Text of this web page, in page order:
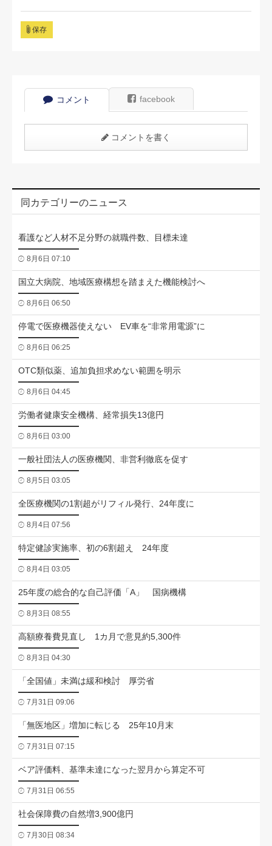
保存
コメント facebook
コメントを書く
同カテゴリーのニュース
看護など人材不足分野の就職件数、目標未達
8月6日 07:10
国立大病院、地域医療構想を踏まえた機能検討へ
8月6日 06:50
停電で医療機器使えない EV車を“非常用電源”に
8月6日 06:25
OTC類似薬、追加負担求めない範囲を明示
8月6日 04:45
労働者健康安全機構、経常損失13億円
8月6日 03:00
一般社団法人の医療機関、非営利徹底を促す
8月5日 03:05
全医療機関の1割超がリフィル発行、24年度に
8月4日 07:56
特定健診実施率、初の6割超え 24年度
8月4日 03:05
25年度の総合的な自己評価「A」 国病機構
8月3日 08:55
高額療養費見直し 1カ月で意見約5,300件
8月3日 04:30
「全国値」未満は緩和検討 厚労省
7月31日 09:06
「無医地区」増加に転じる 25年10月末
7月31日 07:15
ベア評価料、基準未達になった翌月から算定不可
7月31日 06:55
社会保障費の自然増3,900億円
7月30日 08:34